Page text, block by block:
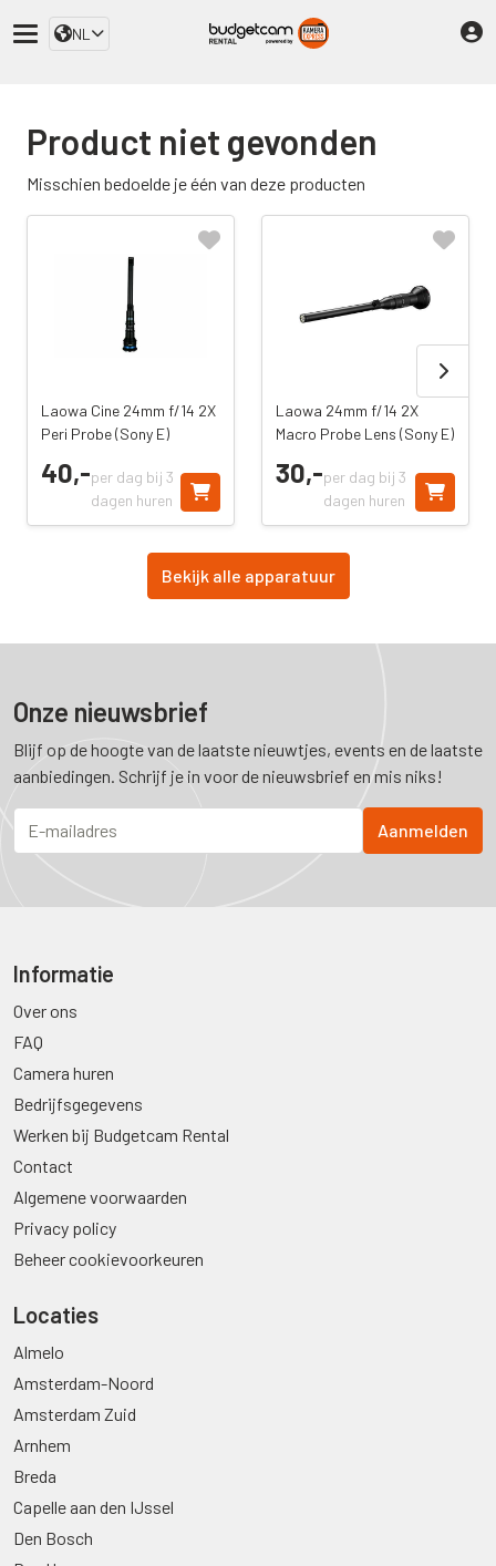
NL
Product niet gevonden
Misschien bedoelde je één van deze producten
Laowa Cine 24mm f/14 2X
Peri Probe (Sony E)
40,-per dag bij 3
dagen huren
Laowa 24mm f/14 2X
Macro Probe Lens (Sony E)
30,-per dag bij 3
dagen huren
Bekijk alle apparatuur
Onze nieuwsbrief
Blijf op de hoogte van de laatste nieuwtjes, events en de laatste
aanbiedingen. Schrijf je in voor de nieuwsbrief en mis niks!
Informatie
Over ons
FAQ
Camera huren
Bedrijfsgegevens
Werken bij Budgetcam Rental
Contact
Algemene voorwaarden
Privacy policy
Beheer cookievoorkeuren
Locaties
Almelo
Amsterdam-Noord
Amsterdam Zuid
Arnhem
Breda
Capelle aan den IJssel
Den Bosch